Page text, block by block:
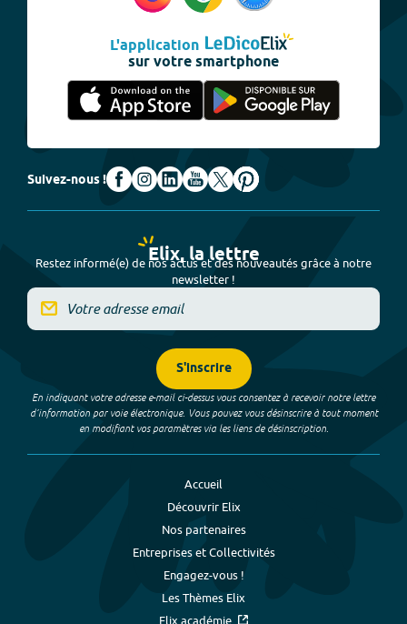
L'application
sur votre smartphone
Suivez-nous !
Elix, la lettre
Restez informé(e) de nos actus et des nouveautés grâce à notre
newsletter !
S'inscrire
En indiquant votre adresse e-mail ci-dessus vous consentez à recevoir notre lettre
d’information par voie électronique. Vous pouvez vous désinscrire à tout moment
en modifiant vos paramètres via les liens de désinscription.
Accueil
Découvrir Elix
Nos partenaires
Entreprises et Collectivités
Engagez-vous !
Les Thèmes Elix
Elix académie